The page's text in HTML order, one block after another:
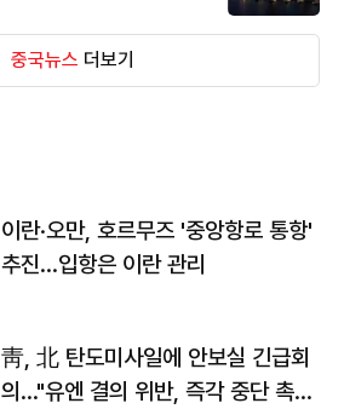
중국뉴스 더보기
이란·오만, 호르무즈 '중앙항로 통항'
추진…입항은 이란 관리
靑, 北 탄도미사일에 안보실 긴급회
의…"유엔 결의 위반, 즉각 중단 촉